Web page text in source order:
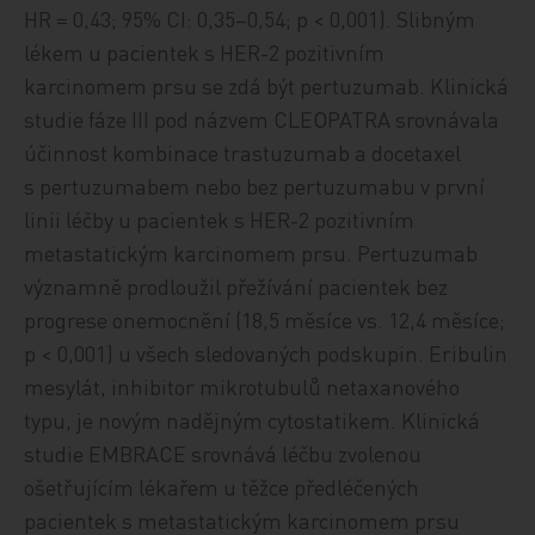
HR = 0,43; 95% CI: 0,35–0,54; p < 0,001). Slibným
lékem u pacientek s HER-2 pozitivním
karcinomem prsu se zdá být pertuzumab. Klinická
studie fáze III pod názvem CLEOPATRA srovnávala
účinnost kombinace trastuzumab a docetaxel
s pertuzumabem nebo bez pertuzumabu v první
linii léčby u pacientek s HER-2 pozitivním
metastatickým karcinomem prsu. Pertuzumab
významně prodloužil přežívání pacientek bez
progrese onemocnění (18,5 měsíce vs. 12,4 měsíce;
p < 0,001) u všech sledovaných podskupin. Eribulin
mesylát, inhibitor mikrotubulů netaxanového
typu, je novým nadějným cytostatikem. Klinická
studie EMBRACE srovnává léčbu zvolenou
ošetřujícím lékařem u těžce předléčených
pacientek s metastatickým karcinomem prsu